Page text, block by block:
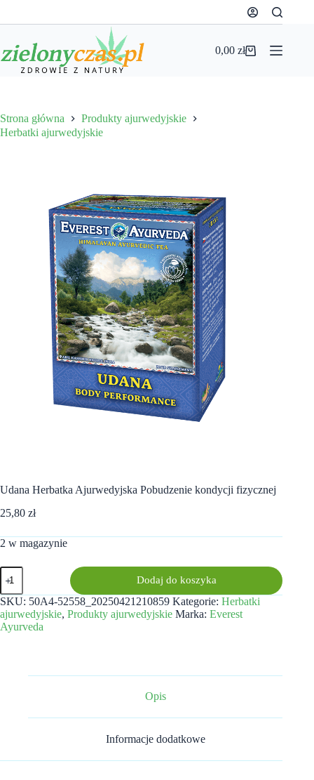
Koszyk
0,00zł
Strona główna
Produkty ajurwedyjskie
Herbatki ajurwedyjskie
Udana Herbatka Ajurwedyjska Pobudzenie kondycji fizycznej
25,80 zł
2 w magazynie
ilość
Udana
Herbatka
Ajurwedyjska
Pobudzenie
kondycji
Dodaj do koszyka
SKU: 50A4-52558_20250421210859 Kategorie: Herbatki
ajurwedyjskie, Produkty ajurwedyjskie Marka: Everest
Ayurveda
Opis
Informacje dodatkowe